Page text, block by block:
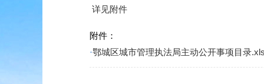
详见附件
附件：
·鄂城区城市管理执法局主动公开事项目录